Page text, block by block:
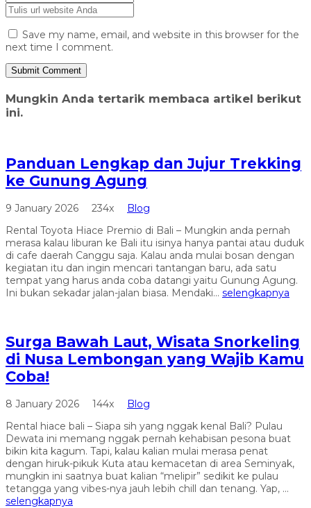
Save my name, email, and website in this browser for the
next time I comment.
Mungkin Anda tertarik membaca artikel berikut
ini.
Panduan Lengkap dan Jujur Trekking
ke Gunung Agung
9 January 2026 234x
Blog
Rental Toyota Hiace Premio di Bali – Mungkin anda pernah
merasa kalau liburan ke Bali itu isinya hanya pantai atau duduk
di cafe daerah Canggu saja. Kalau anda mulai bosan dengan
kegiatan itu dan ingin mencari tantangan baru, ada satu
tempat yang harus anda coba datangi yaitu Gunung Agung.
Ini bukan sekadar jalan-jalan biasa. Mendaki... selengkapnya
Surga Bawah Laut, Wisata Snorkeling
di Nusa Lembongan yang Wajib Kamu
Coba!
8 January 2026 144x
Blog
Rental hiace bali – Siapa sih yang nggak kenal Bali? Pulau
Dewata ini memang nggak pernah kehabisan pesona buat
bikin kita kagum. Tapi, kalau kalian mulai merasa penat
dengan hiruk-pikuk Kuta atau kemacetan di area Seminyak,
mungkin ini saatnya buat kalian “melipir” sedikit ke pulau
tetangga yang vibes-nya jauh lebih chill dan tenang. Yap, ...
selengkapnya